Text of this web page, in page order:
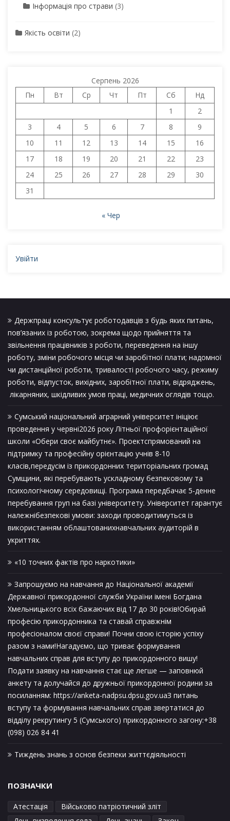
Інформація про страви (3)
Якість освіти (2)
Серпень 2026
Пн
Вт Ср Чт Пт Сб
Нд
1
2
3
4 5 6 7 8
9
10
11 12 13 14 15
16
17
18 19 20 21 22
23
24
25 26 27 28 29
30
31
« Чер
Увійти
Держпраці консультує роботодавців з будь яких питань,
пов’язаних із роботою, зокрема щодо прийняття та
звільнення працівників з роботи, переведення на іншу
роботу, зміни робочого місця чи заробітної плати; надомної
чи дистанційної роботи, тривалості робочого часу, режиму
роботи, відпусток, вихідних, заробітної плати, відряджень,
лікарняних, шкідливих умов праці, медичних оглядів тощо.
Сумський національний аграрний університет ініціює
проведення у червні2026 року Літньої профорієнтаційної
школи «Обери своє майбутнє». Проектспрямований на
підтримку та професійну орієнтацію учнів 8-10
класів,передусім із прикордонних територіальних громад
Сумщини, які перебувають ускладному безпековому та
психологічному середовищі. Програма передбачає 5-денне
перебування груп на базі університету. Університет гарантує
належнібезпекові умови: заходи проводитимуться із
використанням облаштованихнавчальних аудиторій в
укриттях.
«10 точних фактів про наркотики»
Запрошуємо на навчання до Національної академії
Державної прикордонної служби України імені Богдана
Хмельницького всіх бажаючих від 17 до 30 років!Обирай
професію прикордонника та ставай справжнім
професіоналом своєї справи! Почни свою історію успіху
разом з нами!Нагадуємо, що триває формування
навчальних справ для вступу до прикордонного вишу!
Подати заявку на навчання стає ще легше — заповнюй
анкету та долучайся до дружньої прикордонної родини за
посиланням: https://anketa-nadpsu.dpsu.gov.uaЗ питань
вступу та формування навчальних справ звертатися до
відділу рекрутингу 5 (Сумського) прикордонного загону:+38
(098) 026 84 41
Тиждень знань з основ безпеки життєдіяльності
ПОЗНАЧКИ
Атестація
Військово патріотичний зліт